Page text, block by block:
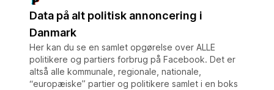
Data på alt politisk annoncering i
Danmark
Her kan du se en samlet opgørelse over ALLE
politikere og partiers forbrug på Facebook. Det er
altså alle kommunale, regionale, nationale,
“europæiske” partier og politikere samlet i en boks